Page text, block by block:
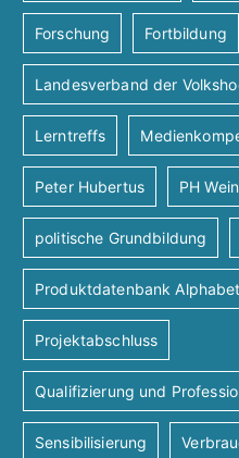
Forschung Fortbildung
Landesverband der
Lerntreffs
Peter Hubertus PH
politische Grundbildung
Produktdatenbank
Projektabschluss
Qualifizierung und
Sensibilisierung